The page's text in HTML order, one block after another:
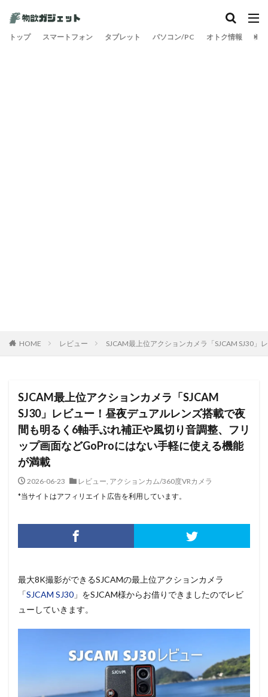
トップ スマートフォン タブレット パソコン/PC オトク情報 旅
HOME レビュー SJCAM最上位アクションカメラ「SJCAM SJ30
SJCAM最上位アクションカメラ「SJCAM
SJ30」レビュー！昼夜デュアルレンズ搭載で夜
間も明るく6軸手ぶれ補正や風切り音調整、フリ
ップ画面などGoProにはない手軽に使える機能
が満載
2026-06-23 レビュー, アクションカム/360度VRカメラ
*当サイトはアフィリエイト広告を利用しています。
最大8K撮影ができるSJCAMの最上位アクションカメラ
「SJCAM SJ30 」をSJCAM様からお借りできましたのでレビ
ューしていきます。
カテゴリー